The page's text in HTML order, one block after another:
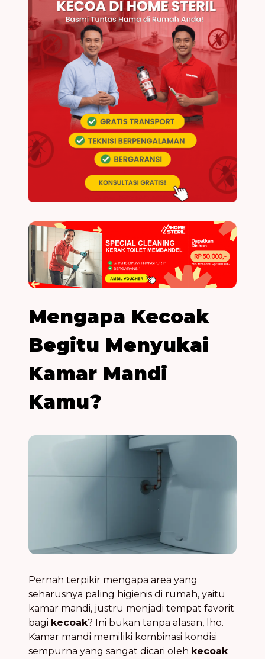
Mengapa Kecoak
Begitu Menyukai
Kamar Mandi
Kamu?
Pernah terpikir mengapa area yang
seharusnya paling higienis di rumah, yaitu
kamar mandi, justru menjadi tempat favorit
bagi kecoak? Ini bukan tanpa alasan, lho.
Kamar mandi memiliki kombinasi kondisi
sempurna yang sangat dicari oleh kecoak